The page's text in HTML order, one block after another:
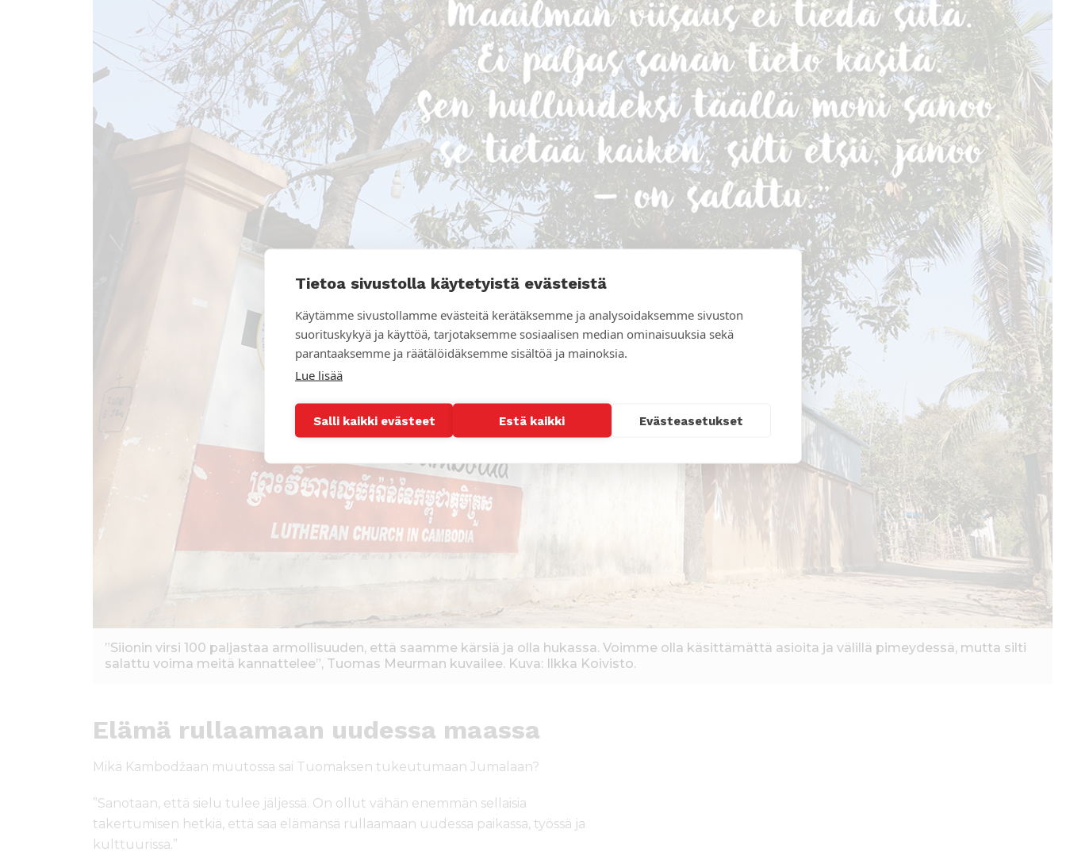
Tietoa sivustolla käytetyistä evästeistä
Käytämme sivustollamme evästeitä kerätäksemme ja analysoidaksemme sivuston
suorituskykyä ja käyttöä, tarjotaksemme sosiaalisen median ominaisuuksia sekä
parantaaksemme ja räätälöidäksemme sisältöä ja mainoksia.
Lue lisää
Salli kaikki evästeet Estä kaikki Evästeasetukset
”Siionin virsi 100 paljastaa armollisuuden, että saamme kärsiä ja olla hukassa. Voimme olla käsittämättä asioita ja välillä pimeydessä, mutta silti
salattu voima meitä kannattelee”, Tuomas Meurman kuvailee. Kuva: Ilkka Koivisto.
Elämä rullaamaan uudessa maassa
Mikä Kambodžaan muutossa sai Tuomaksen tukeutumaan Jumalaan?
”Sanotaan, että sielu tulee jäljessä. On ollut vähän enemmän sellaisia
takertumisen hetkiä, että saa elämänsä rullaamaan uudessa paikassa, työssä ja
kulttuurissa.”